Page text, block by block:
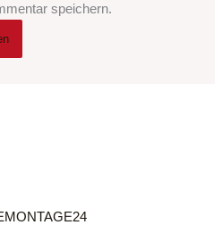
speichern.